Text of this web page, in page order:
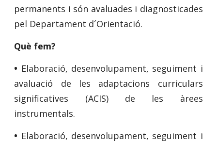
permanents i són avaluades i diagnosticades
pel Departament d´Orientació.
Què fem?
• Elaboració, desenvolupament, seguiment i
avaluació de les adaptacions curriculars
significatives (ACIS) de les àrees
instrumentals.
• Elaboració, desenvolupament, seguiment i